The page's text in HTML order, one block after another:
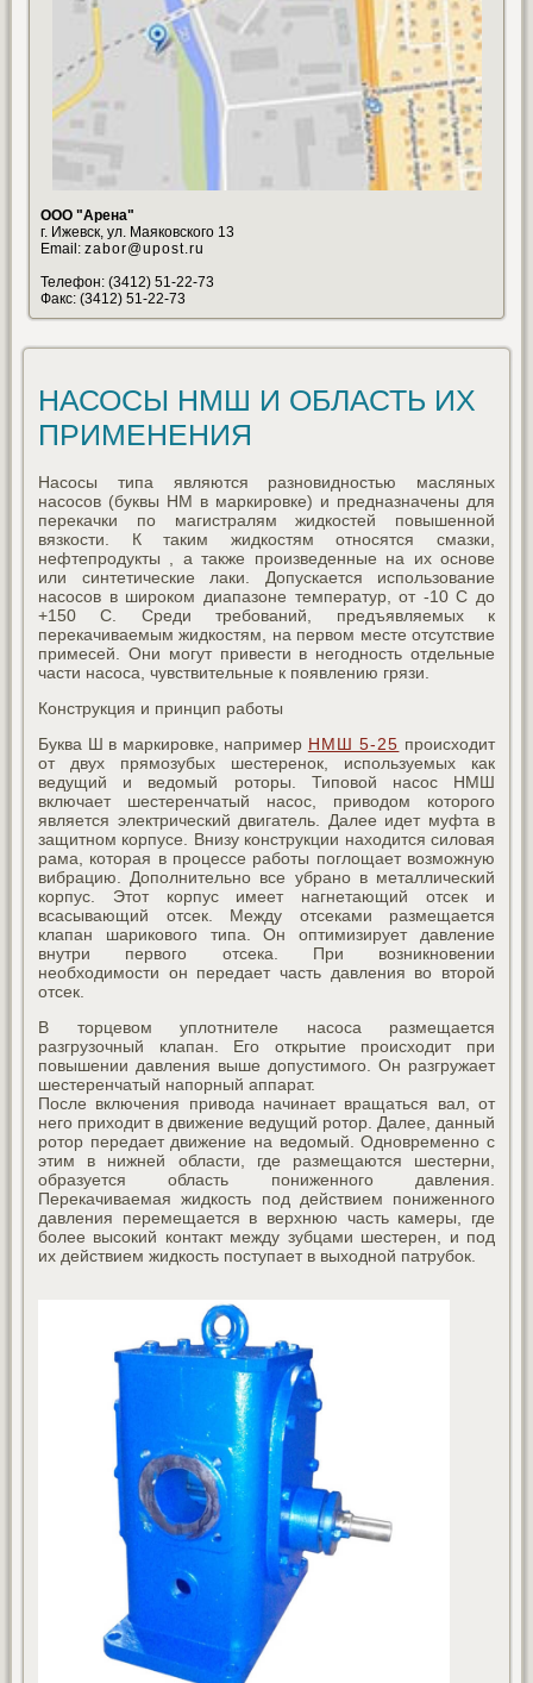
ООО "Арена"
г. Ижевск, ул. Маяковского 13
Email: zabor@upost.ru
Телефон: (3412) 51-22-73
Факс: (3412) 51-22-73
НАСОСЫ НМШ И ОБЛАСТЬ ИХ
ПРИМЕНЕНИЯ
Насосы типа являются разновидностью масляных
насосов (буквы НМ в маркировке) и предназначены для
перекачки по магистралям жидкостей повышенной
вязкости. К таким жидкостям относятся смазки,
нефтепродукты , а также произведенные на их основе
или синтетические лаки. Допускается использование
насосов в широком диапазоне температур, от -10 С до
+150 С. Среди требований, предъявляемых к
перекачиваемым жидкостям, на первом месте отсутствие
примесей. Они могут привести в негодность отдельные
части насоса, чувствительные к появлению грязи.
Конструкция и принцип работы
Буква Ш в маркировке, например НМШ 5-25 происходит
от двух прямозубых шестеренок, используемых как
ведущий и ведомый роторы. Типовой насос НМШ
включает шестеренчатый насос, приводом которого
является электрический двигатель. Далее идет муфта в
защитном корпусе. Внизу конструкции находится силовая
рама, которая в процессе работы поглощает возможную
вибрацию. Дополнительно все убрано в металлический
корпус. Этот корпус имеет нагнетающий отсек и
всасывающий отсек. Между отсеками размещается
клапан шарикового типа. Он оптимизирует давление
внутри первого отсека. При возникновении
необходимости он передает часть давления во второй
отсек.
В торцевом уплотнителе насоса размещается
разгрузочный клапан. Его открытие происходит при
повышении давления выше допустимого. Он разгружает
шестеренчатый напорный аппарат.
После включения привода начинает вращаться вал, от
него приходит в движение ведущий ротор. Далее, данный
ротор передает движение на ведомый. Одновременно с
этим в нижней области, где размещаются шестерни,
образуется область пониженного давления.
Перекачиваемая жидкость под действием пониженного
давления перемещается в верхнюю часть камеры, где
более высокий контакт между зубцами шестерен, и под
их действием жидкость поступает в выходной патрубок.